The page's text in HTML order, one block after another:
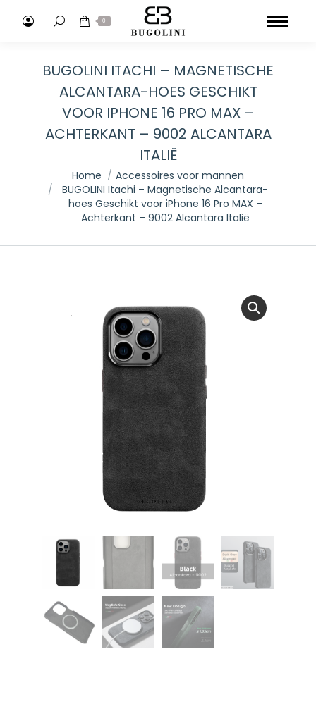
Search: 0
BUGOLINI ITACHI – MAGNETISCHE
ALCANTARA-HOES GESCHIKT
VOOR IPHONE 16 PRO MAX –
ACHTERKANT – 9002 ALCANTARA
ITALIË
Je bent hier:
Home
Accessoires voor mannen
BUGOLINI Itachi – Magnetische Alcantara-
hoes Geschikt voor iPhone 16 Pro MAX –
Achterkant – 9002 Alcantara Italië